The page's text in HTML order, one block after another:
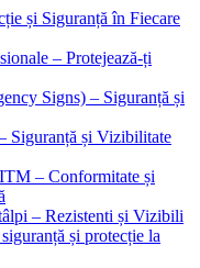
și Siguranță în Fiecare
– Protejează-ți
Signs) – Siguranță și
Siguranță și Vizibilitate
– Conformitate și
– Rezistenti și Vizibili
și protecție la